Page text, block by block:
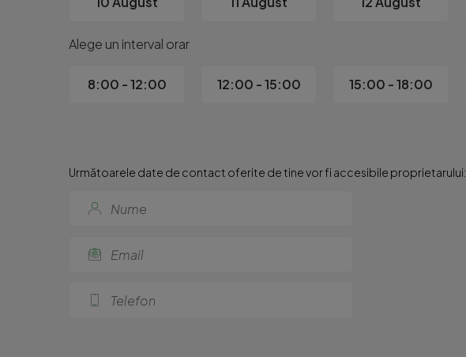
Alege un interval orar
8:00 - 12:00 12:00 - 15:00 15:00 - 18:00
Următoarele date de contact oferite de tine vor fi accesibile proprietarului: